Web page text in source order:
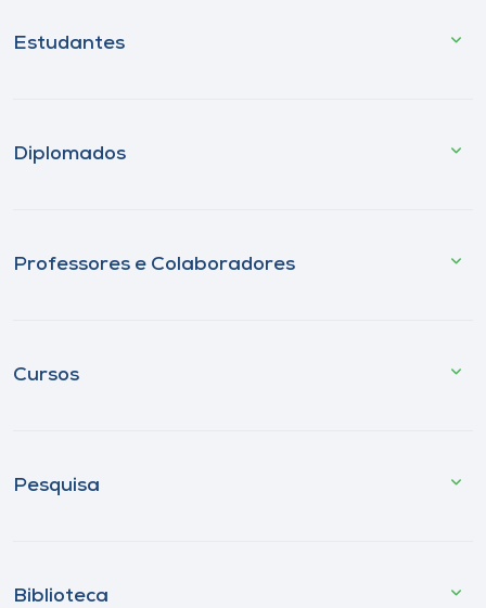
Estudantes
Diplomados
Professores e Colaboradores
Cursos
Pesquisa
Biblioteca